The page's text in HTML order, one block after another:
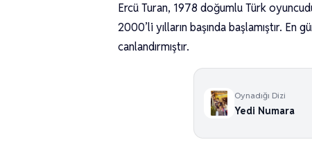
Ercü Turan, 1978 doğumlu Türk
2000’li yılların başında başlamıştır.
canlandırmıştır.
Oynadığı Dizi
Yedi Numara